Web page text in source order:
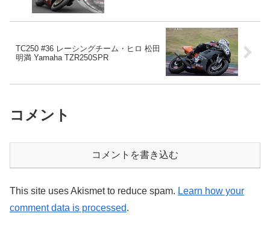
TC250 #36 レーシングチーム・ヒロ 松田
明満 Yamaha TZR250SPR
コメント
コメントを書き込む
This site uses Akismet to reduce spam. Learn how your
comment data is processed.